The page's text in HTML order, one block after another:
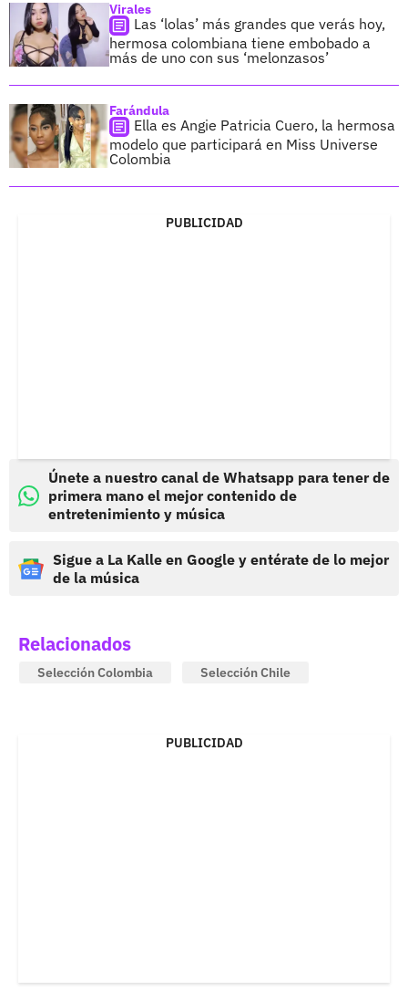
Virales
Las ‘lolas’ más grandes que verás hoy,
hermosa colombiana tiene embobado a
más de uno con sus ‘melonzasos’
Farándula
Ella es Angie Patricia Cuero, la hermosa
modelo que participará en Miss Universe
Colombia
PUBLICIDAD
Únete a nuestro canal de Whatsapp para tener de
primera mano el mejor contenido de
entretenimiento y música
Sigue a La Kalle en Google y entérate de lo mejor
de la música
Relacionados
Selección Colombia Selección Chile
PUBLICIDAD